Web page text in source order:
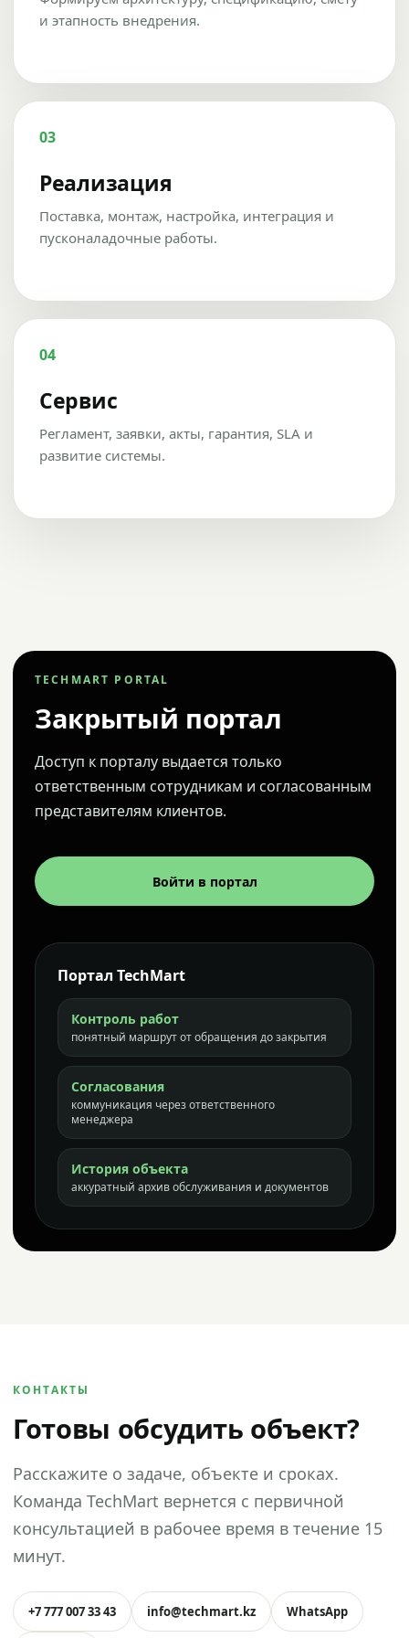
и этапность внедрения.
03
Реализация
Поставка, монтаж, настройка, интеграция и
пусконаладочные работы.
04
Сервис
Регламент, заявки, акты, гарантия, SLA и
развитие системы.
TECHMART PORTAL
Закрытый портал
Доступ к порталу выдается только
ответственным сотрудникам и согласованным
представителям клиентов.
Войти в портал
Портал TechMart
Контроль работ
понятный маршрут от обращения до закрытия
Согласования
коммуникация через ответственного
менеджера
История объекта
аккуратный архив обслуживания и документов
КОНТАКТЫ
Готовы обсудить объект?
Расскажите о задаче, объекте и сроках.
Команда TechMart вернется с первичной
консультацией в рабочее время в течение 15
минут.
+7 777 007 33 43 info@techmart.kz WhatsApp